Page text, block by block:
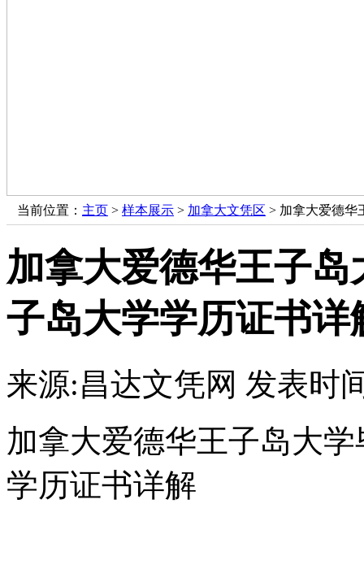
当前位置： 主页 > 样本展示 > 加拿大文凭区 > 加拿大爱德华
加拿大爱德华王子
子岛大学学历证书详
来源:昌达文凭网 发表时
加拿大爱德华王子岛大
学历证书详解